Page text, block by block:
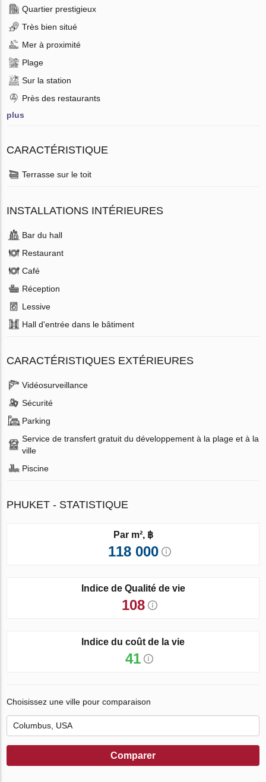
Quartier prestigieux
Très bien situé
Mer à proximité
Plage
Sur la station
Près des restaurants
plus
CARACTÉRISTIQUE
Terrasse sur le toit
INSTALLATIONS INTÉRIEURES
Bar du hall
Restaurant
Café
Réception
Lessive
Hall d'entrée dans le bâtiment
CARACTÉRISTIQUES EXTÉRIEURES
Vidéosurveillance
Sécurité
Parking
Service de transfert gratuit du développement à la plage et à la
ville
Piscine
PHUKET - STATISTIQUE
Par m², ฿
118 000
Indice de Qualité de vie
108
Indice du coût de la vie
41
Choisissez une ville pour comparaison
Comparer